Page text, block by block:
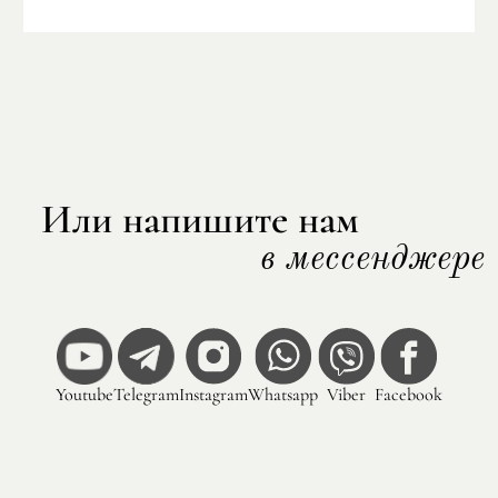
Или напишите нам
в мессенджере
YoutubeTelegramInstagramWhatsapp Viber Facebook